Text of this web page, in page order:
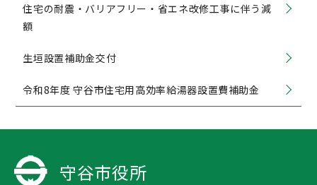
住宅の耐震・バリアフリー・省エネ改修工事に伴う減
額
生垣設置補助金交付
令和8年度 守谷市住宅用高効率給湯器設置費補助金
守谷市役所